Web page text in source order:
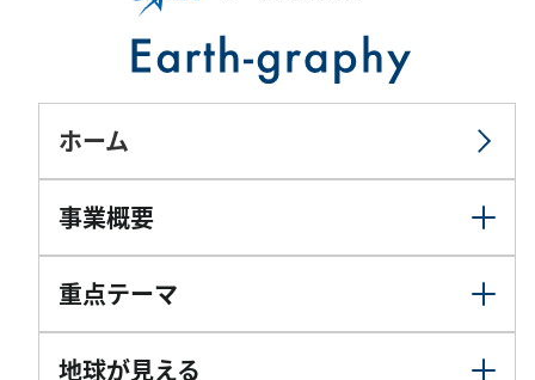
ホーム
事業概要
重点テーマ
地球が見える